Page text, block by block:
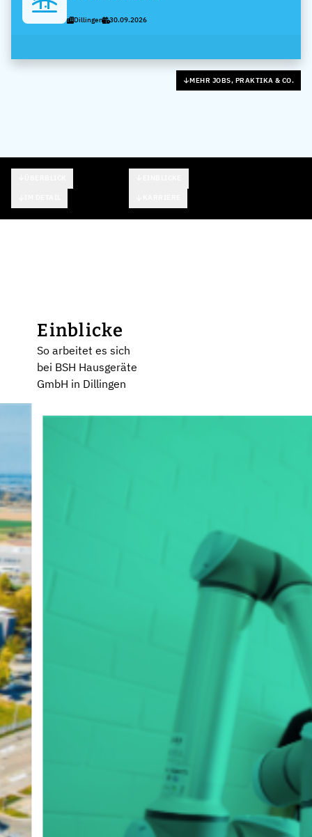
Dillingen 30.09.2026
MEHR JOBS, PRAKTIKA & CO.
Einblicke
So arbeitet es sich
bei BSH Hausgeräte
GmbH in Dillingen